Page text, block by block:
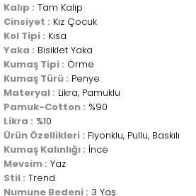
Kalıp : Tam Kalıp
Cinsiyet : Kız Çocuk
Kol Tipi : Kısa
Yaka : Bisiklet Yaka
Kumaş Tipi : Örme
Kumaş Türü : Penye
Materyal : Likra, Pamuklu
Pamuk-Cotton : %90
Likra : %10
Ürün Özellikleri : Fiyonklu, Pullu, Baskılı
Kumaş Kalınlığı : İnce
Mevsim : Yaz
Stil : Trend
Numune Bedeni : 3 Yaş